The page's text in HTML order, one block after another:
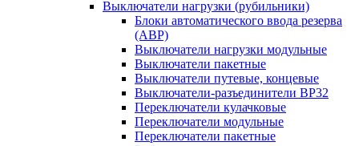
Выключатели нагрузки (рубильники)
Блоки автоматического ввода резерва
(АВР)
Выключатели нагрузки модульные
Выключатели пакетные
Выключатели путевые, концевые
Выключатели-разъединители ВР32
Переключатели кулачковые
Переключатели модульные
Переключатели пакетные